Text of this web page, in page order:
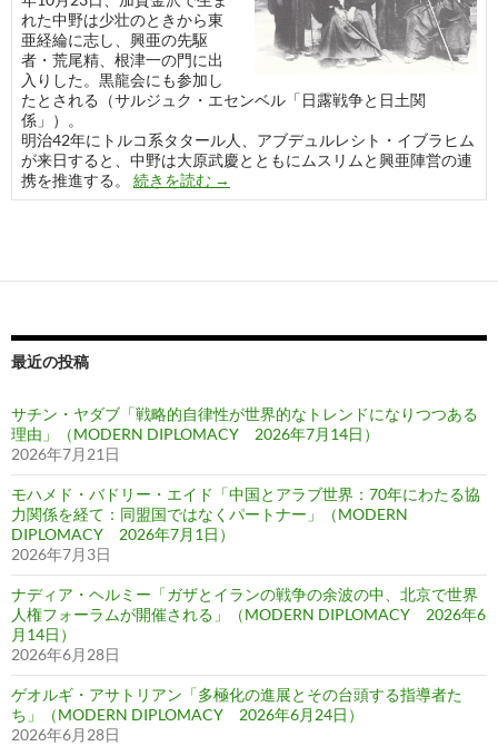
れた中野は少壮のときから東
亜経綸に志し、興亜の先駆
者・荒尾精、根津一の門に出
入りした。黒龍会にも参加し
たとされる（サルジュク・エセンベル「日露戦争と日土関
係」）。
明治42年にトルコ系タタール人、アブデュルレシト・イブラヒム
が来日すると、中野は大原武慶とともにムスリムと興亜陣営の連
携を推進する。 続きを読む 中野常太郎と亜細亜義会
→
最近の投稿
サチン・ヤダブ「戦略的自律性が世界的なトレンドになりつつある
理由」（MODERN DIPLOMACY 2026年7月14日）
2026年7月21日
モハメド・バドリー・エイド「中国とアラブ世界：70年にわたる協
力関係を経て：同盟国ではなくパートナー」（MODERN
DIPLOMACY 2026年7月1日）
2026年7月3日
ナディア・ヘルミー「ガザとイランの戦争の余波の中、北京で世界
人権フォーラムが開催される」（MODERN DIPLOMACY 2026年6
月14日）
2026年6月28日
ゲオルギ・アサトリアン「多極化の進展とその台頭する指導者た
ち」（MODERN DIPLOMACY 2026年6月24日）
2026年6月28日